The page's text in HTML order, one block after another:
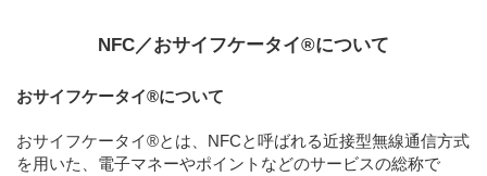
NFC／おサイフケータイ®について
おサイフケータイ®について
おサイフケータイ®とは、NFCと呼ばれる近接型無線通信方式
を用いた、電子マネーやポイントなどのサービスの総称で